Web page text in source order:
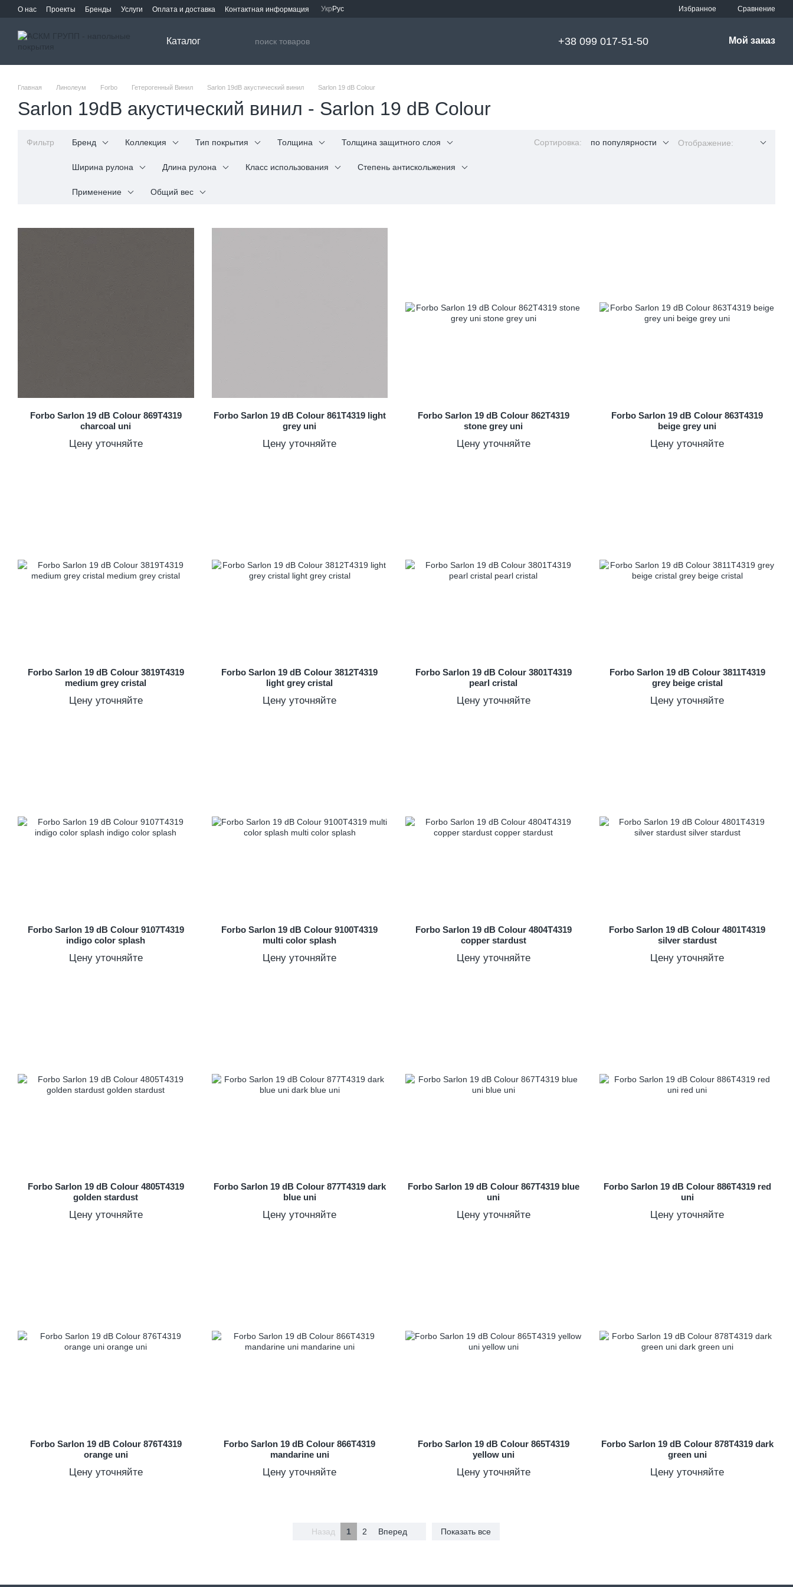
Перейти к основному контенту
О нас Проекты Бренды Услуги Оплата и доставка Контактная информация Укр Рус Избранное Сравнение
Каталог +38 099 017-51-50 Мой заказ
Главная Линолеум Forbo Гетерогенный Винил Sarlon 19dB акустический винил Sarlon 19 dB Colour
Sarlon 19dB акустический винил - Sarlon 19 dB Colour
Фильтр Бренд Коллекция Тип покрытия Толщина Толщина защитного слоя
Ширина рулона Длина рулона Класс использования Степень антискольжения
Применение Общий вес
Сортировка: по популярности Отображение:
Forbo Sarlon 19 dB Colour 869T4319
charcoal uni
Цену уточняйте
Forbo Sarlon 19 dB Colour 861T4319 light
grey uni
Цену уточняйте
Forbo Sarlon 19 dB Colour 862T4319
stone grey uni
Цену уточняйте
Forbo Sarlon 19 dB Colour 863T4319
beige grey uni
Цену уточняйте
Forbo Sarlon 19 dB Colour 3819T4319
medium grey cristal
Цену уточняйте
Forbo Sarlon 19 dB Colour 3812T4319
light grey cristal
Цену уточняйте
Forbo Sarlon 19 dB Colour 3801T4319
pearl cristal
Цену уточняйте
Forbo Sarlon 19 dB Colour 3811T4319
grey beige cristal
Цену уточняйте
Forbo Sarlon 19 dB Colour 9107T4319
indigo color splash
Цену уточняйте
Forbo Sarlon 19 dB Colour 9100T4319
multi color splash
Цену уточняйте
Forbo Sarlon 19 dB Colour 4804T4319
copper stardust
Цену уточняйте
Forbo Sarlon 19 dB Colour 4801T4319
silver stardust
Цену уточняйте
Forbo Sarlon 19 dB Colour 4805T4319
golden stardust
Цену уточняйте
Forbo Sarlon 19 dB Colour 877T4319 dark
blue uni
Цену уточняйте
Forbo Sarlon 19 dB Colour 867T4319 blue
uni
Цену уточняйте
Forbo Sarlon 19 dB Colour 886T4319 red
uni
Цену уточняйте
Forbo Sarlon 19 dB Colour 876T4319
orange uni
Цену уточняйте
Forbo Sarlon 19 dB Colour 866T4319
mandarine uni
Цену уточняйте
Forbo Sarlon 19 dB Colour 865T4319
yellow uni
Цену уточняйте
Forbo Sarlon 19 dB Colour 878T4319 dark
green uni
Цену уточняйте
Назад 1 2 Вперед Показать все